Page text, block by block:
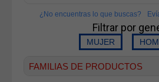
¿No encuentras lo que buscas?
Filtrar por
FAMILIAS DE PRODUCTOS